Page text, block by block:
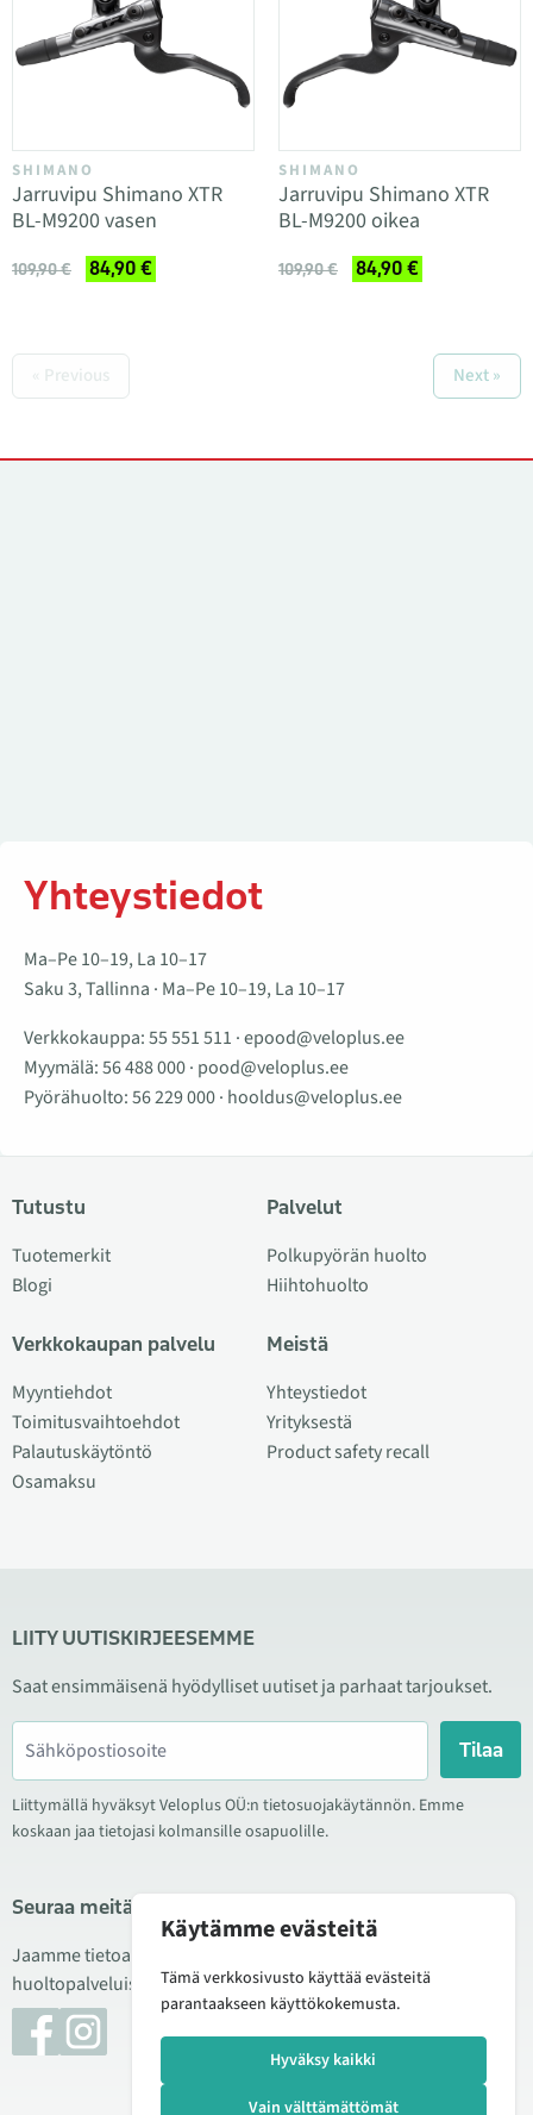
SHIMANO
Jarruvipu Shimano XTR
BL-M9200 vasen
109,90 € 84,90 €
SHIMANO
Jarruvipu Shimano XTR
BL-M9200 oikea
109,90 € 84,90 €
« Previous Next »
Yhteystiedot
Ma–Pe 10–19, La 10–17
Saku 3, Tallinna · Ma–Pe 10–19, La 10–17
Verkkokauppa:55 551 511 ·epood@veloplus.ee
Myymälä:56 488 000· pood@veloplus.ee
Pyörähuolto:56 229 000· hooldus@veloplus.ee
Tutustu
Tuotemerkit
Blogi
Verkkokaupan palvelu
Myyntiehdot
Toimitusvaihtoehdot
Palautuskäytöntö
Osamaksu
Palvelut
Polkupyörän huolto
Hiihtohuolto
Meistä
Yhteystiedot
Yrityksestä
Product safety recall
LIITY UUTISKIRJEESEMME
Saat ensimmäisenä hyödylliset uutiset ja parhaat tarjoukset.
Tilaa
Liittymällä hyväksyt Veloplus OÜ:n tietosuojakäytännön. Emme
koskaan jaa tietojasi kolmansille osapuolille.
Seuraa meitä sosiaalisessa mediassa
Jaamme tietoa hyvistä tarjouksista, uusista tuotteista ja
huoltopalveluista. Joskus julkaisemme myös tuote-esittelyjä.
Käytämme evästeitä
Tämä verkkosivusto käyttää evästeitä
parantaakseen käyttökokemusta.
Hyväksy kaikki
Vain välttämättömät